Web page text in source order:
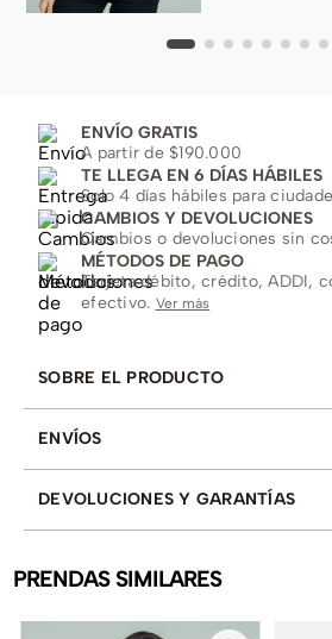
ENVÍO GRATIS
A partir de $190.000
TE LLEGA EN 6 DÍAS HÁBILES
Solo 4 días hábiles para
CAMBIOS Y DEVOLUCIONES
Cambios o devoluciones sin
MÉTODOS DE PAGO
Tarjeta débito, crédito, ADDI,
efectivo. Ver más
SOBRE EL PRODUCTO
ENVÍOS
DEVOLUCIONES Y GARANTÍAS
PRENDAS SIMILARES